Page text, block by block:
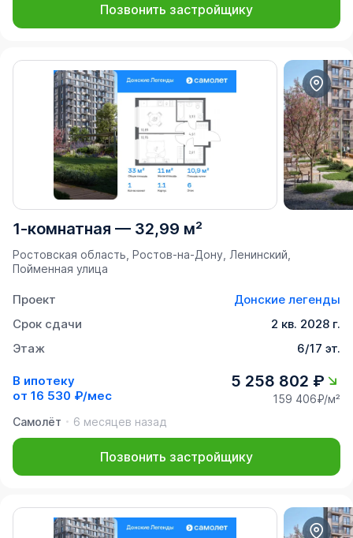
Позвонить застройщику
1-комнатная — 32,99 м²
Ростовская область, Ростов-на-Дону, Ленинский,
Пойменная улица
Проект
Донские легенды
Срок сдачи
2 кв. 2028 г.
Этаж
6/17 эт.
В ипотеку
от 16 530 ₽/мес
5 258 802 ₽
159 406₽/м²
Самолёт
6 месяцев назад
Позвонить застройщику